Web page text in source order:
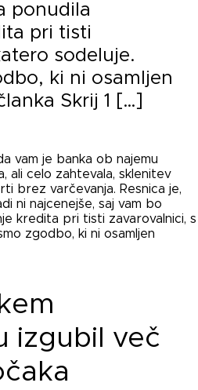
ponudila
pri tisti
sodeluje.
ki ni osamljen
Skrij 1 […]
vam je banka ob najemu
ali celo zahtevala, sklenitev
brez varčevanja. Resnica je,
ni najcenejše, saj vam bo
kredita pri tisti zavarovalnici, s
zgodbo, ki ni osamljen
izgubil več